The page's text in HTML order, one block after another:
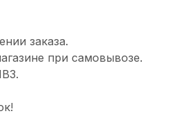
заказа.
при самовывозе.